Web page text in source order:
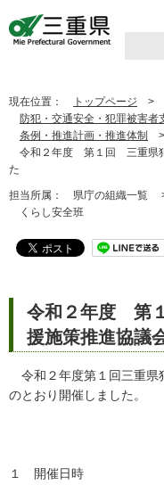
現在位置： トップページ >
防犯・交通安全・犯罪被害者
条例・推進計画・推進体制
>
令和２年度 第１回 三重県犯
た
担当所属： 県庁の組織一覧
くらし安全班
令和２年度 第
援施策推進協議
令和２年度第１回三重県
のとおり開催しました。
１ 開催日時